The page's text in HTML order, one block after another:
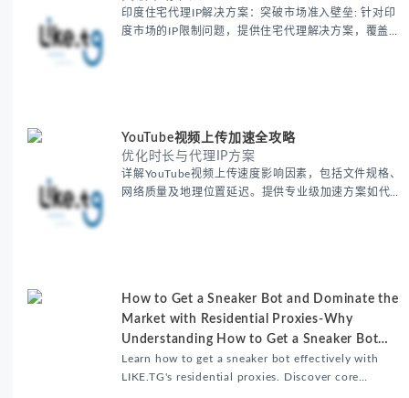
印度住宅代理IP解决方案：突破市场准入壁垒: 针对印
度市场的IP限制问题，提供住宅代理解决方案，覆盖主
YouTube视频上传加速全攻略
优化时长与代理IP方案
详解YouTube视频上传速度影响因素，包括文件规格、
网络质量及地理位置延迟。提供专业级加速方案如代理
How to Get a Sneaker Bot and Dominate the
Market with Residential Proxies-Why
Understanding How to Get a Sneaker Bot
Matters
Learn how to get a sneaker bot effectively with
LIKE.TG's residential proxies. Discover core